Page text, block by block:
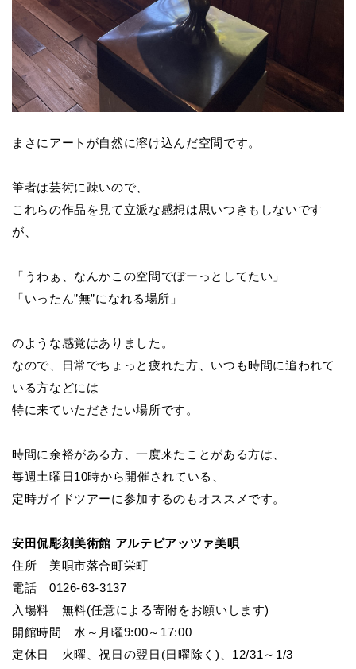
まさにアートが自然に溶け込んだ空間です。
筆者は芸術に疎いので、
これらの作品を見て立派な感想は思いつきもしないです
が、
「うわぁ、なんかこの空間でぼーっとしてたい」
「いったん”無”になれる場所」
のような感覚はありました。
なので、日常でちょっと疲れた方、いつも時間に追われて
いる方などには
特に来ていただきたい場所です。
時間に余裕がある方、一度来たことがある方は、
毎週土曜日10時から開催されている、
定時ガイドツアーに参加するのもオススメです。
安田侃彫刻美術館 アルテピアッツァ美唄
住所 美唄市落合町栄町
電話 0126-63-3137
入場料 無料(任意による寄附をお願いします)
開館時間 水～月曜9:00～17:00
定休日 火曜、祝日の翌日(日曜除く)、12/31～1/3